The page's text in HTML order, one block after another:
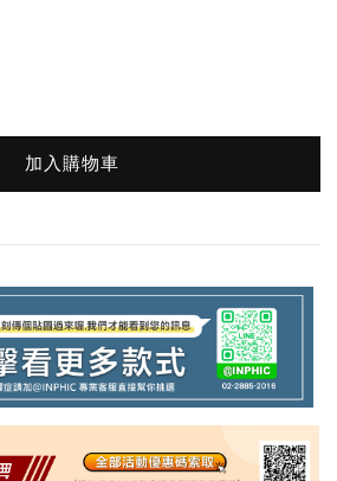
加入購物車